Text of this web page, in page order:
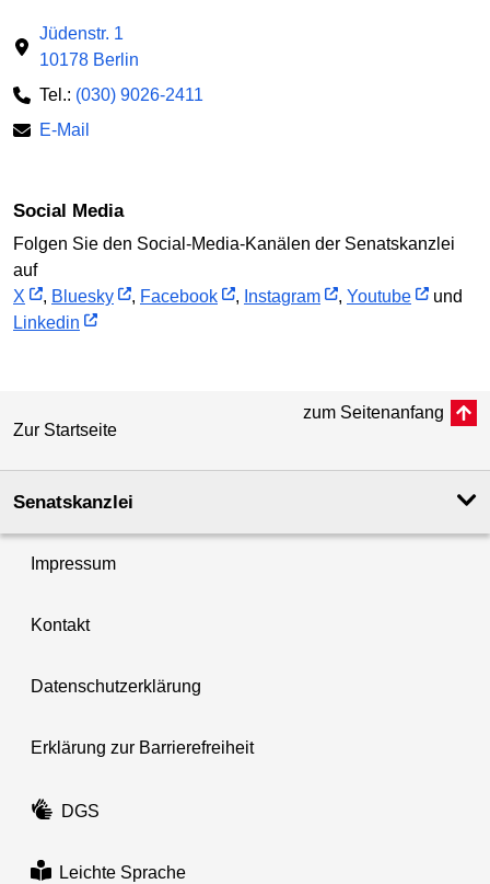
Jüdenstr. 1
10178 Berlin
Tel.: (030) 9026-2411
E-Mail
Social Media
Folgen Sie den Social-Media-Kanälen der Senatskanzlei
auf
X
, Bluesky , Facebook , Instagram , Youtube
und
Linkedin
Zur Startseite
zum Seitenanfang
Senatskanzlei
Impressum
Kontakt
Datenschutzerklärung
Erklärung zur Barrierefreiheit
DGS
Leichte Sprache